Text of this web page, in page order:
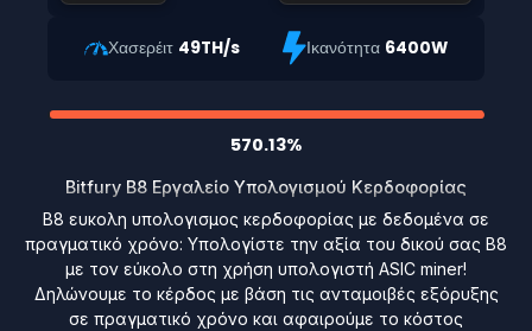
Χασερέιτ 49TH/s Ικανότητα 6400W
570.13%
Bitfury B8 Εργαλείο Υπολογισμού Κερδοφορίας
B8 ευκολη υπολογισμος κερδοφορίας με δεδομένα σε
πραγματικό χρόνο: Υπολογίστε την αξία του δικού σας B8
με τον εύκολο στη χρήση υπολογιστή ASIC miner!
Δηλώνουμε το κέρδος με βάση τις ανταμοιβές εξόρυξης
σε πραγματικό χρόνο και αφαιρούμε το κόστος